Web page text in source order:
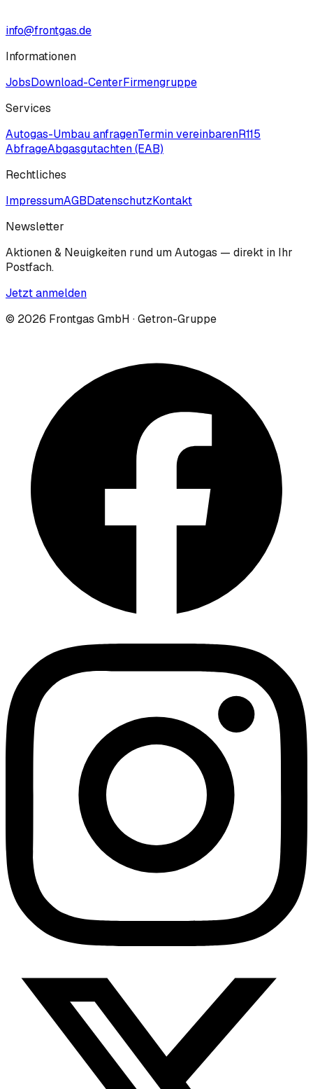
info@frontgas.de
Informationen
JobsDownload-CenterFirmengruppe
Services
Autogas-Umbau anfragenTermin vereinbarenR115
AbfrageAbgasgutachten (EAB)
Rechtliches
ImpressumAGBDatenschutzKontakt
Newsletter
Aktionen & Neuigkeiten rund um Autogas — direkt in Ihr
Postfach.
Jetzt anmelden
© 2026 Frontgas GmbH · Getron-Gruppe